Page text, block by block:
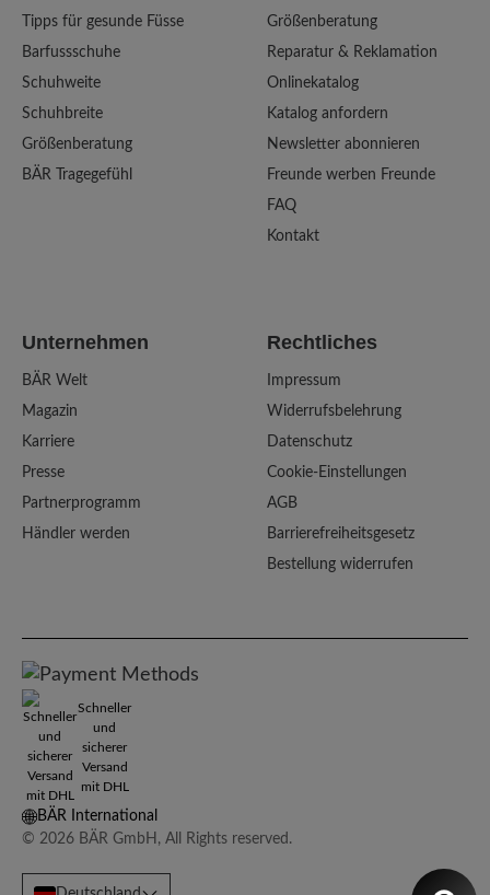
Tipps für gesunde Füsse
Barfussschuhe
Schuhweite
Schuhbreite
Größenberatung
BÄR Tragegefühl
Größenberatung
Reparatur & Reklamation
Onlinekatalog
Katalog anfordern
Newsletter abonnieren
Freunde werben Freunde
FAQ
Kontakt
Unternehmen
BÄR Welt
Magazin
Karriere
Presse
Partnerprogramm
Händler werden
Rechtliches
Impressum
Widerrufsbelehrung
Datenschutz
Cookie-Einstellungen
AGB
Barrierefreiheitsgesetz
Bestellung widerrufen
Schneller
und
sicherer
Versand
mit DHL
BÄR International
© 2026 BÄR GmbH, All Rights reserved.